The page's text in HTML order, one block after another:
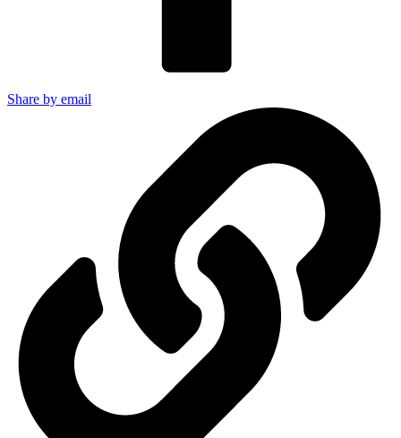
Share by email